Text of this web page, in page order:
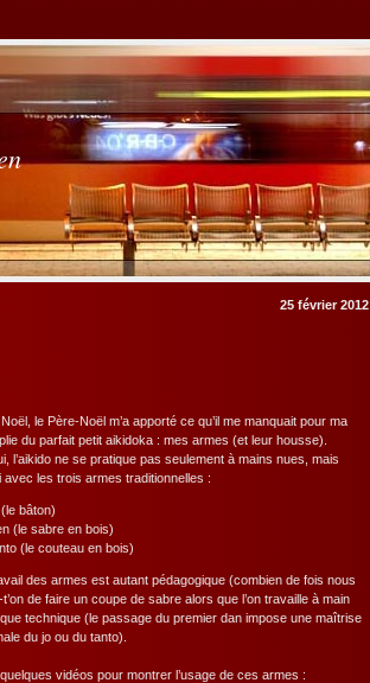
25 février 2012
le Père-Noël m’a apporté ce qu’il me manquait pour ma
du parfait petit aikidoka : mes armes (et leur housse).
l’aikido ne se pratique pas seulement à mains nues, mais
avec les trois armes traditionnelles :
bâton)
(le sabre en bois)
(le couteau en bois)
des armes est autant pédagogique (combien de fois nous
de faire un coupe de sabre alors que l’on travaille à main
technique (le passage du premier dan impose une maîtrise
du jo ou du tanto).
vidéos pour montrer l’usage de ces armes :